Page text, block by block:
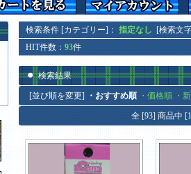
検索条件 [カテゴリー]： 指定なし [検索文
HIT件数： 93件
検索結果
[並び順を変更] ・おすすめ順 ・価格順 ・
全 [93] 商品中